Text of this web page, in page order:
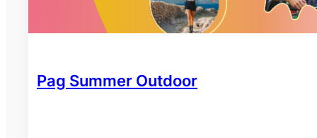
Pag Summer Outdoor